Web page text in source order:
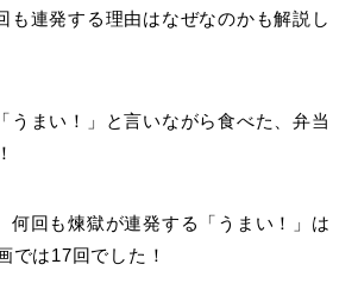
も連発する理由はなぜなのかも解説し
うまい！」と言いながら食べた、弁当
何回も煉獄が連発する「うまい！」は
では17回でした！